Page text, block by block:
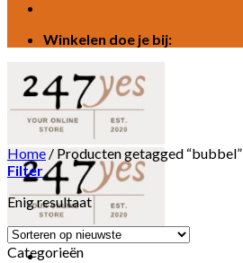
Winkelen doe je bij:
Home/ Producten getagged “bubbel”
Filter
Enig resultaat
Categorieën